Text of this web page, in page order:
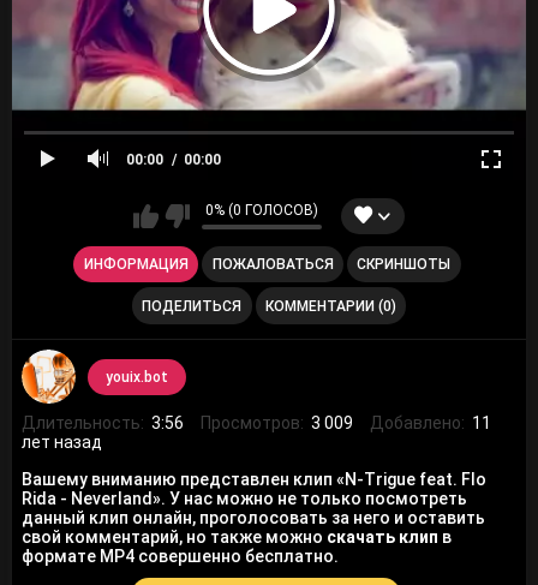
00:00 00:00
0% (0 ГОЛОСОВ)
ИНФОРМАЦИЯ ПОЖАЛОВАТЬСЯ СКРИНШОТЫ
ПОДЕЛИТЬСЯ КОММЕНТАРИИ (0)
youix.bot
Длительность: 3:56 Просмотров: 3 009 Добавлено: 11
лет назад
Вашему вниманию представлен клип «N-Trigue feat. Flo
Rida - Neverland». У нас можно не только посмотреть
данный клип онлайн, проголосовать за него и оставить
свой комментарий, но также можно скачать клип в
формате MP4 совершенно бесплатно.